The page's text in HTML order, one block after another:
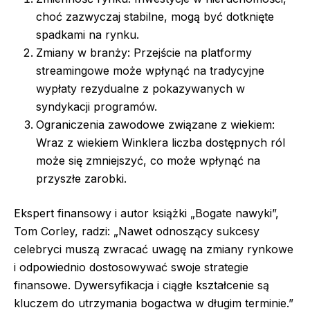
choć zazwyczaj stabilne, mogą być dotknięte
spadkami na rynku.
Zmiany w branży: Przejście na platformy
streamingowe może wpłynąć na tradycyjne
wypłaty rezydualne z pokazywanych w
syndykacji programów.
Ograniczenia zawodowe związane z wiekiem:
Wraz z wiekiem Winklera liczba dostępnych ról
może się zmniejszyć, co może wpłynąć na
przyszłe zarobki.
Ekspert finansowy i autor książki „Bogate nawyki”,
Tom Corley, radzi: „Nawet odnoszący sukcesy
celebryci muszą zwracać uwagę na zmiany rynkowe
i odpowiednio dostosowywać swoje strategie
finansowe. Dywersyfikacja i ciągłe kształcenie są
kluczem do utrzymania bogactwa w długim terminie.”